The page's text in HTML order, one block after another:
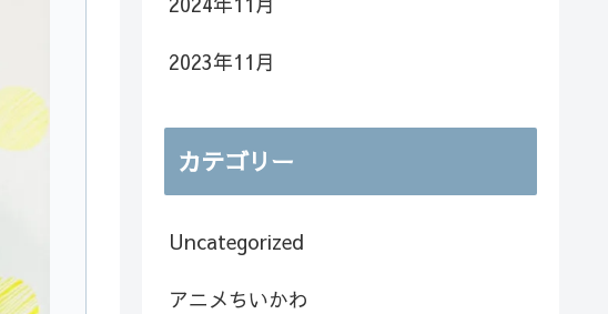
2023年11月
カテゴリー
Uncategorized
アニメちいかわ